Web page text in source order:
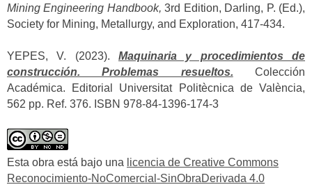
Mining Engineering Handbook, 3rd Edition, Darling, P. (Ed.),
Society for Mining, Metallurgy, and Exploration, 417-434.
YEPES, V. (2023). Maquinaria y procedimientos de
construcción. Problemas resueltos. Colección
Académica. Editorial Universitat Politècnica de València,
562 pp. Ref. 376. ISBN 978-84-1396-174-3
Esta obra está bajo una licencia de Creative Commons
Reconocimiento-NoComercial-SinObraDerivada 4.0